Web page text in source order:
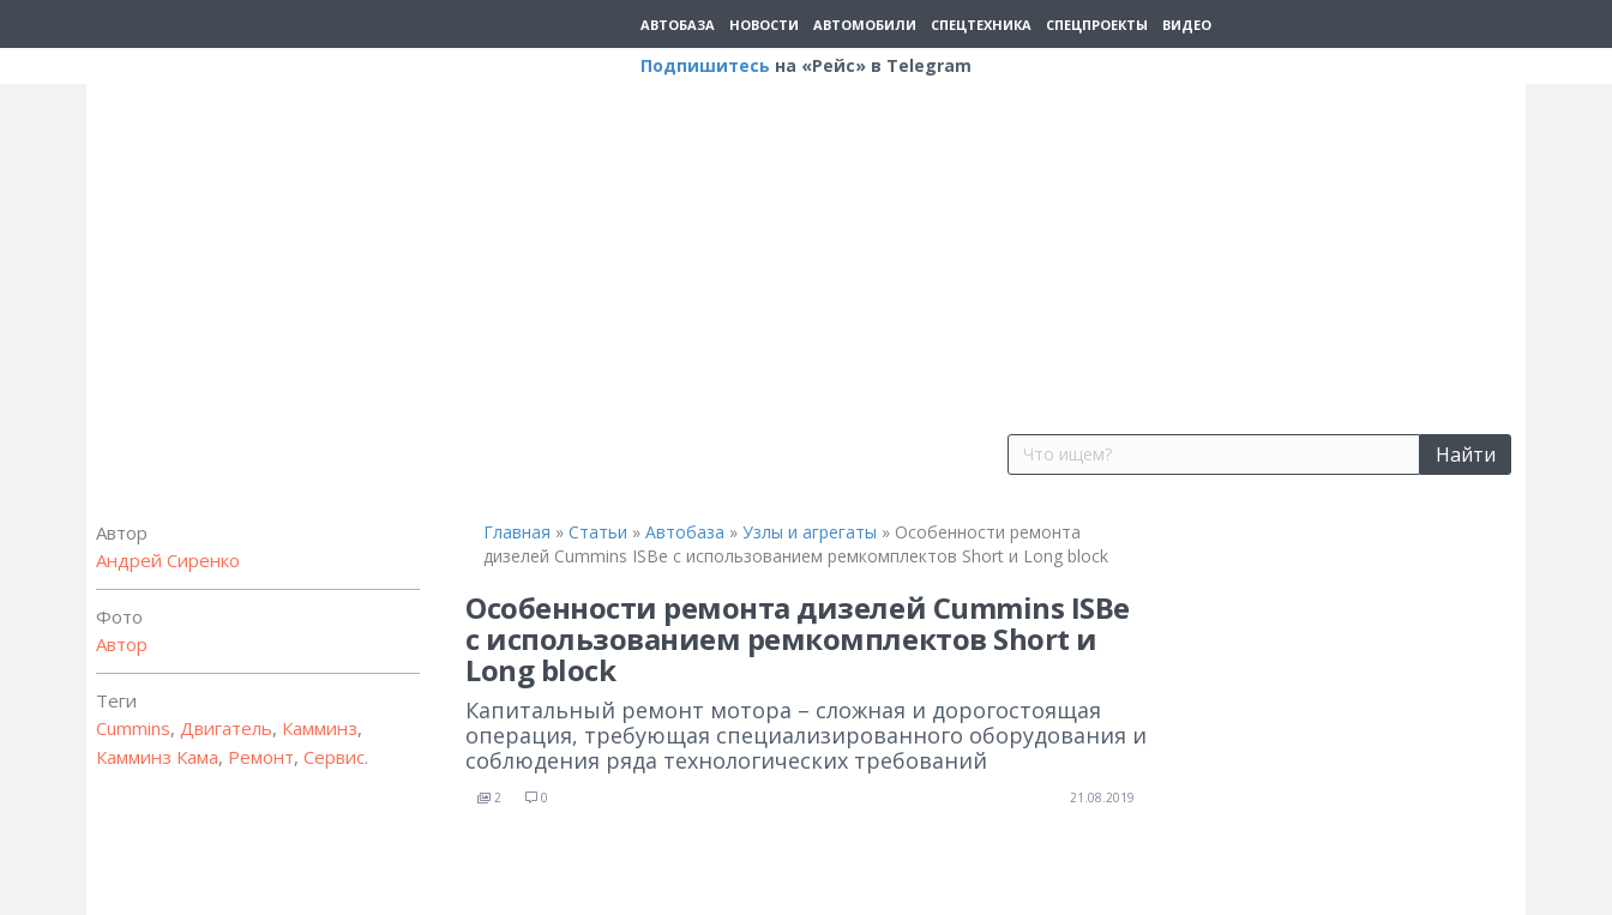
АВТОБАЗА НОВОСТИ АВТОМОБИЛИ СПЕЦТЕХНИКА СПЕЦПРОЕКТЫ ВИДЕО
Подпишитесь на «Рейс» в Telegram
Найти
Автор
Андрей Сиренко
Фото
Автор
Теги
Cummins, Двигатель, Камминз,
Камминз Кама, Ремонт, Сервис.
Главная » Статьи » Автобаза » Узлы и агрегаты » Особенности ремонта
дизелей Cummins ISBe с использованием ремкомплектов Short и Long block
Особенности ремонта дизелей Cummins ISBe
с использованием ремкомплектов Short и
Long block
Капитальный ремонт мотора – сложная и дорогостоящая
операция, требующая специализированного оборудования и
соблюдения ряда технологических требований
2 0 21.08.2019